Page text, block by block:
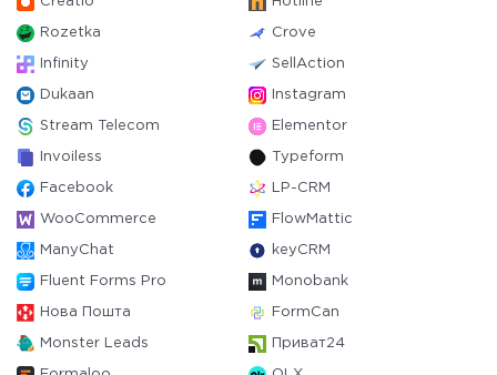
Rozetka Crove
Infinity SellAction
Dukaan Instagram
Stream Telecom Elementor
Invoiless Typeform
Facebook LP-CRM
WooCommerce FlowMattic
ManyChat keyCRM
Fluent Forms Pro Monobank
Нова Пошта FormCan
Monster Leads Приват24